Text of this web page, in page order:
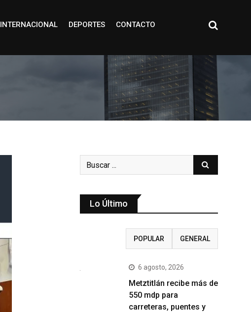
INTERNACIONAL DEPORTES CONTACTO
Lo Último
POPULAR GENERAL
6 agosto, 2026
Metztitlán recibe más de
550 mdp para
carreteras, puentes y